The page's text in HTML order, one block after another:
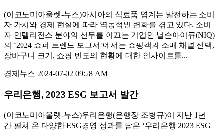
(이코노미아울렛-뉴스)아시아의 식료품 엽계는 발전하는 소비
자 가치와 경제 현실에 따라 역동적인 변화를 겪고 있다. 소비
자 인텔리전스 분야의 선두를 이끄는 기업인 닐슨아이큐(NIQ)
의 ‘2024 쇼퍼 트렌드 보고서’에서는 쇼핑객의 소매 채널 선택,
장바구니 크기, 쇼핑 빈도의 현황에 대한 인사이트를...
경제뉴스 2024-07-02 09:28 AM
우리은행, 2023 ESG 보고서 발간
(이코노미아울렛-뉴스)우리은행(은행장 조병규)이 지난 1년
간 펼쳐 온 다양한 ESG경영 성과를 담은 ‘우리은행 2023 ESG